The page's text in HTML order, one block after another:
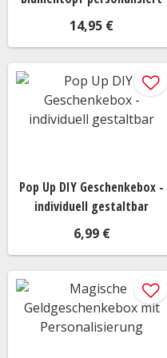
Nützliche
Wenn es um Geschenke
und nützliche
Überlege, was die Eltern
Alltag mit ihrem Baby
Babys zu gewährleisten,
ihnen in den ersten
oder ein
Geschenke, die die Eltern
werden.
Erinnerungsstücke:
Eine Geburt ist ein
kostbare Erinnerungen
14,95 €
Pop Up DIY Geschenkebox -
individuell gestaltbar
6,99 €